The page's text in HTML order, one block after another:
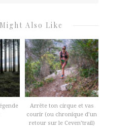
Also Like
Arrête ton cirque et vas
courir (ou chronique d’un
retour sur le Ceven’trail)